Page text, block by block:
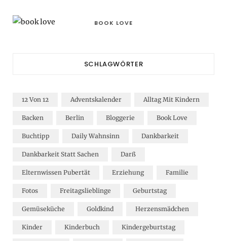
BOOK LOVE
SCHLAGWÖRTER
12 Von 12 Adventskalender Alltag Mit Kindern
Backen Berlin Bloggerie Book Love
Buchtipp Daily Wahnsinn Dankbarkeit
Dankbarkeit Statt Sachen Darß
Elternwissen Pubertät Erziehung Familie
Fotos Freitagslieblinge Geburtstag
Gemüseküche Goldkind Herzensmädchen
Kinder Kinderbuch Kindergeburtstag